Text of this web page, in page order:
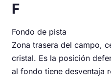
F
Fondo de pista
Zona trasera del campo,
cristal. Es la posición
al fondo tiene desventaja